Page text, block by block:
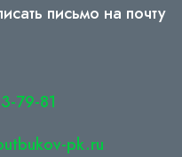
письмо на почту
79-81
pk.ru